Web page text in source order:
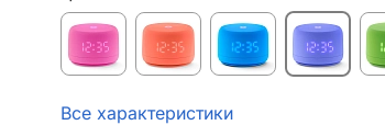
Все характеристики